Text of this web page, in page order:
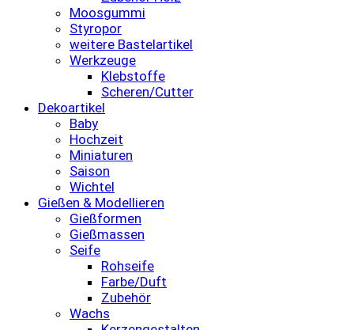
Moosgummi
Styropor
weitere Bastelartikel
Werkzeuge
Klebstoffe
Scheren/Cutter
Dekoartikel
Baby
Hochzeit
Miniaturen
Saison
Wichtel
Gießen & Modellieren
Gießformen
Gießmassen
Seife
Rohseife
Farbe/Duft
Zubehör
Wachs